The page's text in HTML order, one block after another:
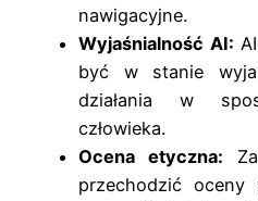
nawigacyjne.
Wyjaśnialność AI:
być w stanie
działania w
człowieka.
Ocena etyczna:
przechodzić